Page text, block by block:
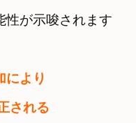
性が示唆されます
により